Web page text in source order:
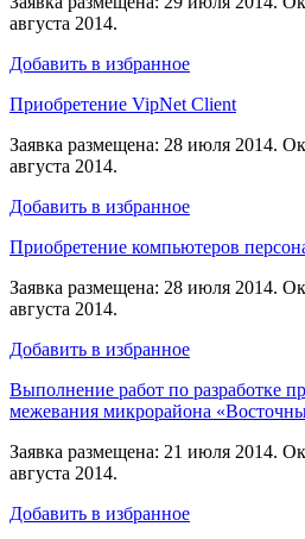
августа 2014.
Добавить в избранное
Приобретение VipNet Client
Заявка размещена: 28 июля 2014.
августа 2014.
Добавить в избранное
Приобретение компьютеров
Заявка размещена: 28 июля 2014.
августа 2014.
Добавить в избранное
Выполнение работ по разработке
межевания микрорайона
Заявка размещена: 21 июля 2014.
августа 2014.
Добавить в избранное